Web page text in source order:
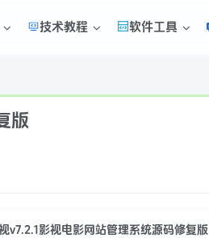
技术教程 软件工具
版
v7.2.1影视电影网站管理系统源码修复版